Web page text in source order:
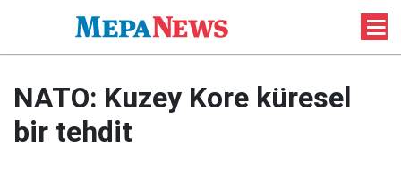
NATO: Kuzey Kore küresel
bir tehdit